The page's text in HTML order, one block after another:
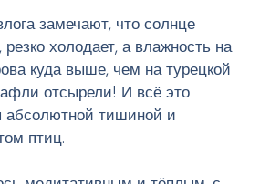
замечают, что солнце
резко холодает, а влажность на
куда выше, чем на турецкой
отсырели! И всё это
абсолютной тишиной и
птиц.